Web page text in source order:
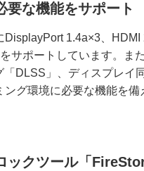
要な機能をサポート
DisplayPort 1.4a×3、
サポートしています。ま
DLSS」、ディスプレイ
グ環境に必要な機能を備
ックツール「